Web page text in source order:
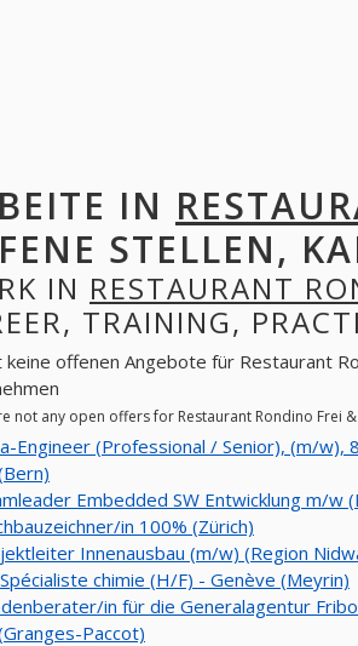
IN
STELLEN,
IN RESTAURANT
TRAINING,
keine offenen Angebote für Restaurant
not any open offers for Restaurant Rondino Frei
Engineer (Professional / Senior), (m/w),
Embedded SW Entwicklung m/w
in 100% (Zürich)
Innenausbau (m/w) (Region
chimie (H/F) - Genève (Meyrin)
in für die Generalagentur
Paccot)